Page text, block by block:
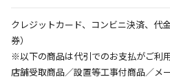
お見積商品です。金額・
決定となります。
エアコンの取付工事が必
クレジットカード、コンビニ決済、代
券）
※以下の商品は代引でのお支払がご利
店舗受取商品／設置等工事付商品／メ